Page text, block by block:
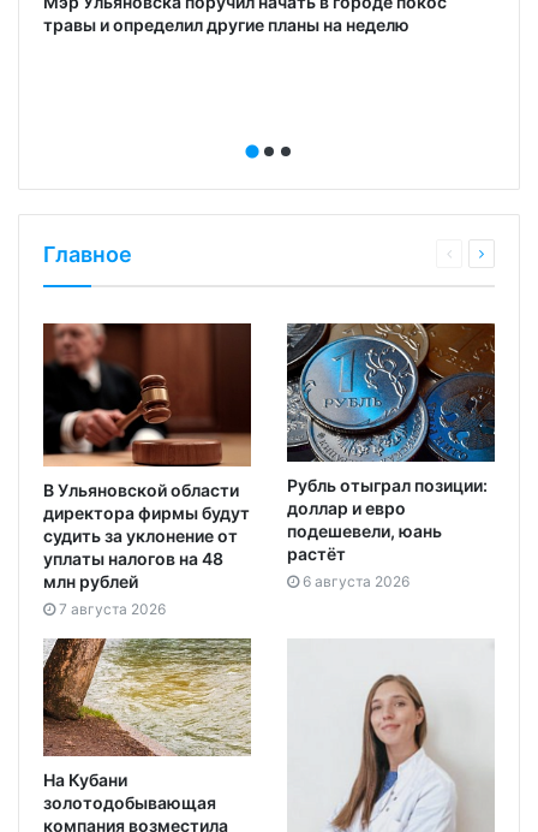
травы и определил другие планы на неделю
Главное
В Ульяновской области
директора фирмы будут
судить за уклонение от
уплаты налогов на 48
млн рублей
7 августа 2026
Рубль отыграл позиции:
доллар и евро
подешевели, юань
растёт
6 августа 2026
На Кубани
золотодобывающая
компания возместила